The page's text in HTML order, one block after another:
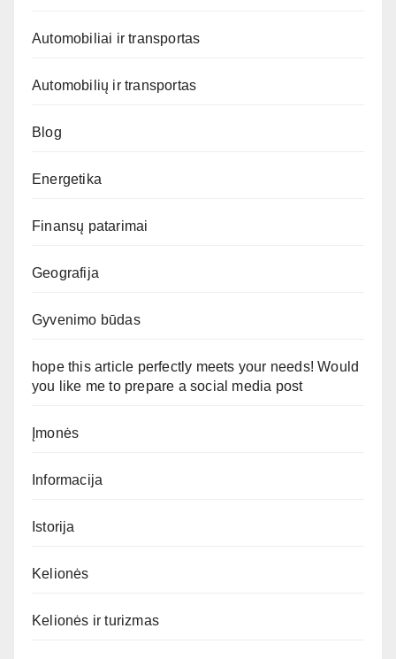
Automobiliai ir transportas
Automobilių ir transportas
Blog
Energetika
Finansų patarimai
Geografija
Gyvenimo būdas
hope this article perfectly meets your needs! Would
you like me to prepare a social media post
Įmonės
Informacija
Istorija
Kelionės
Kelionės ir turizmas